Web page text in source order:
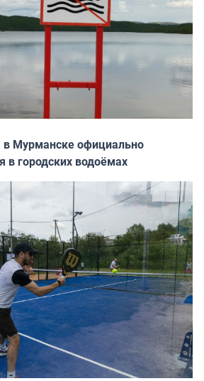
Мурманске официально
в городских водоёмах